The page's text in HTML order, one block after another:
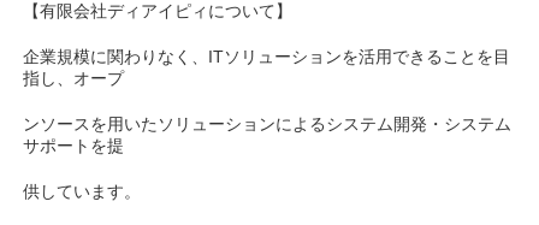
【有限会社ディアイピィについて】
企業規模に関わりなく、ITソリューションを活用できることを目
指し、オープ
ンソースを用いたソリューションによるシステム開発・システム
サポートを提
供しています。